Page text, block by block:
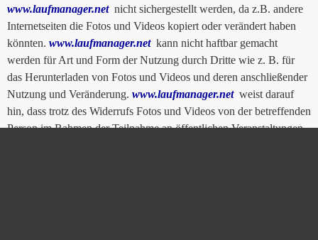
www.laufmanager.netnicht sichergestellt werden, da z.B. andere
Internetseiten die Fotos und Videos kopiert oder verändert haben
könnten. www.laufmanager.netkann nicht haftbar gemacht
werden für Art und Form der Nutzung durch Dritte wie z. B. für
das Herunterladen von Fotos und Videos und deren anschließender
Nutzung und Veränderung. www.laufmanager.netweist darauf
hin, dass trotz des Widerrufs Fotos und Videos von der betreffenden
Person im Rahmen der Teilnahme an öffentlichen Veranstaltungen